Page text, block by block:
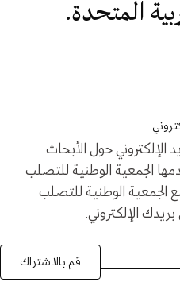
المتحدة.
حول الأبحاث
الجمعية الوطنية للتصلب
الجمعية الوطنية للتصلب
الإلكتروني.
قم بالاشتراك